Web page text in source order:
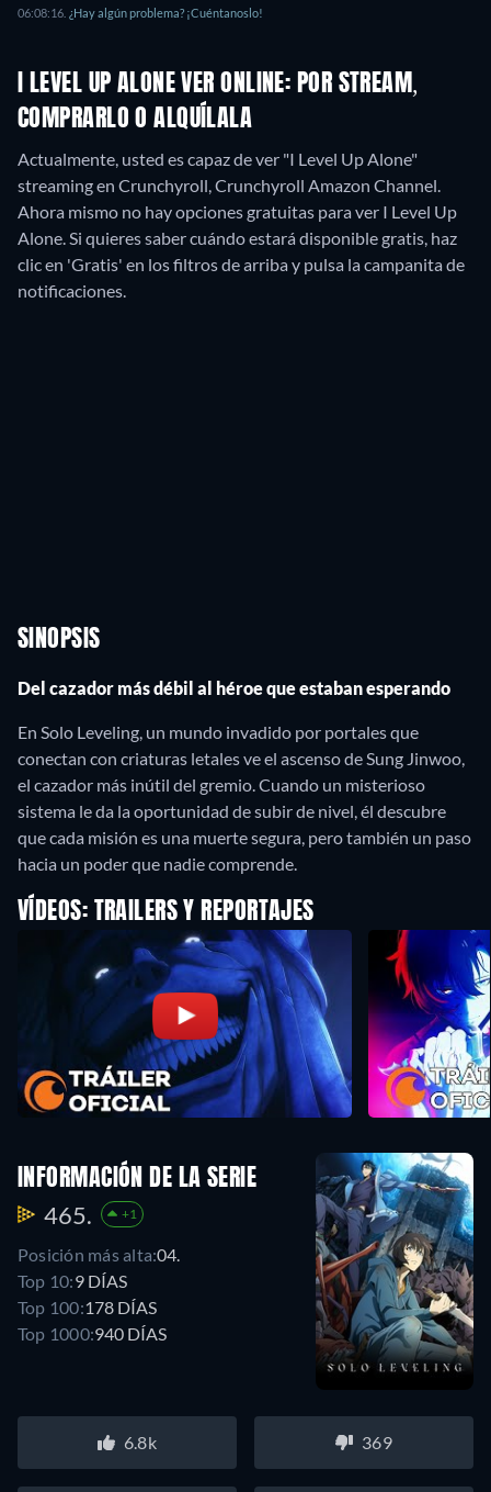
06:08:16 ¿Hay algún problema? ¡Cuéntanoslo!
I LEVEL UP ALONE VER ONLINE: POR STREAM,
COMPRARLO O ALQUÍLALA
Actualmente, usted es capaz de ver "I Level Up Alone"
streaming en Crunchyroll, Crunchyroll Amazon Channel.
Ahora mismo no hay opciones gratuitas para ver I Level Up
Alone. Si quieres saber cuándo estará disponible gratis, haz
clic en 'Gratis' en los filtros de arriba y pulsa la campanita de
notificaciones.
SINOPSIS
Del cazador más débil al héroe que estaban esperando
En Solo Leveling, un mundo invadido por portales que
conectan con criaturas letales ve el ascenso de Sung Jinwoo,
el cazador más inútil del gremio. Cuando un misterioso
sistema le da la oportunidad de subir de nivel, él descubre
que cada misión es una muerte segura, pero también un paso
hacia un poder que nadie comprende.
VÍDEOS: TRAILERS Y REPORTAJES
INFORMACIÓN DE LA SERIE
465. +1
Posición más alta:04.
Top 10:9 DÍAS
Top 100:178 DÍAS
Top 1000:940 DÍAS
6.8k 369